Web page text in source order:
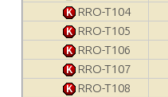
RRO-T104
RRO-T105
RRO-T106
RRO-T107
RRO-T108